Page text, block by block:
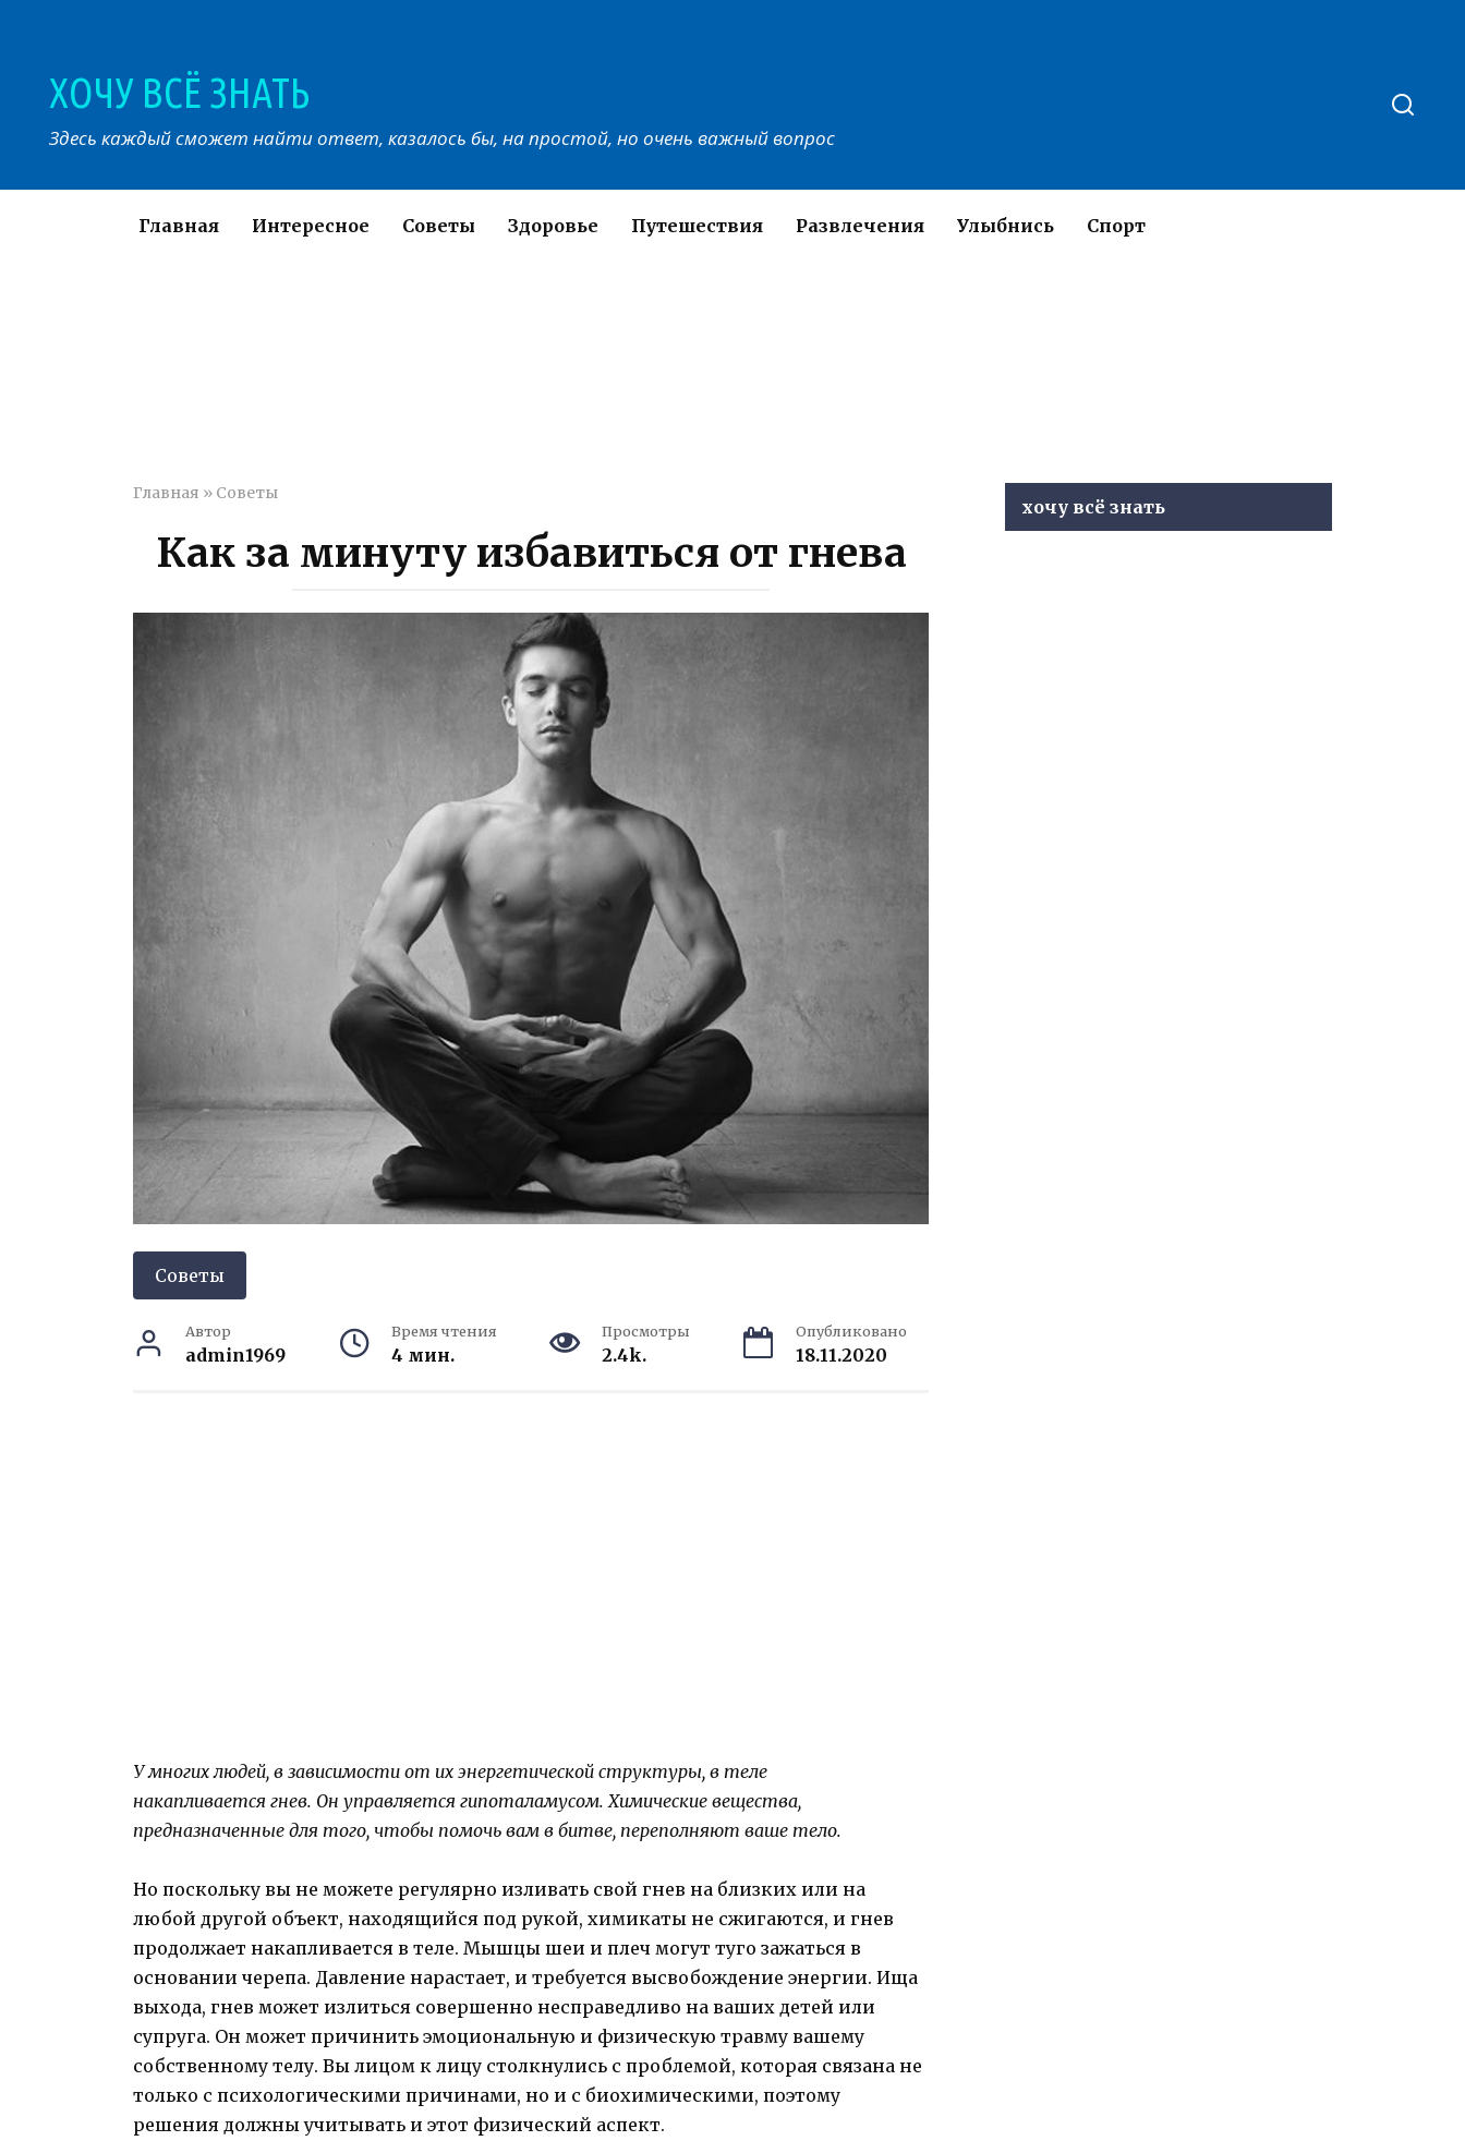
ХОЧУ ВСЁ ЗНАТЬ
Здесь каждый сможет найти ответ, казалось бы, на простой, но очень важный вопрос
Главная Интересное Советы Здоровье Путешествия Развлечения Улыбнись Спорт
Главная » Советы
Как за минуту избавиться от гнева
Советы
Автор
admin1969
Время чтения
4 мин.
Просмотры
2.4k.
Опубликовано
18.11.2020
У многих людей, в зависимости от их энергетической структуры, в теле
накапливается гнев. Он управляется гипоталамусом. Химические вещества,
предназначенные для того, чтобы помочь вам в битве, переполняют ваше тело.
Но поскольку вы не можете регулярно изливать свой гнев на близких или на
любой другой объект, находящийся под рукой, химикаты не сжигаются, и гнев
продолжает накапливается в теле. Мышцы шеи и плеч могут туго зажаться в
основании черепа. Давление нарастает, и требуется высвобождение энергии. Ища
выхода, гнев может излиться совершенно несправедливо на ваших детей или
супруга. Он может причинить эмоциональную и физическую травму вашему
собственному телу. Вы лицом к лицу столкнулись с проблемой, которая связана не
только с психологическими причинами, но и с биохимическими, поэтому
решения должны учитывать и этот физический аспект.
хочу всё знать